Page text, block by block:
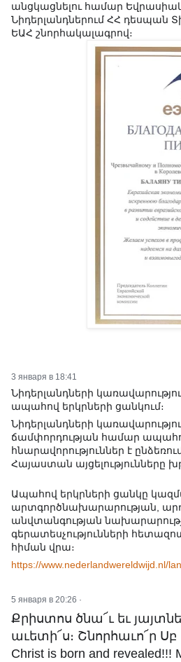
անցկացնելու համար
Նիդերլանդներում ՀՀ դեսպան
ԵԱՀ շնորհակալագրով։
3 января в 18:41
Նիդերլանդների
ապահով երկրների ցանկում։
Նիդերլանդների
ճամփորդության համար
հնարավորություններ է
Հայաստան այցելությունները
Ապահով երկրների ցանկը
արտգործնախարարության,
անվտանգության
գերատեսչությունների
հիման վրա։
https://www.nederlandwereldwijd.nl/
5 января в 20:26 ·
Քրիստոս ծնա՜ւ եւ
աւետի՜ս։ Շնորհաւո՜ր Սբ
Christ is born and revealed!!!